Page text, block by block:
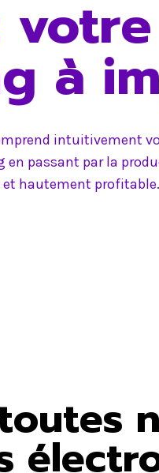
à
intuitivement
en passant par la
hautement profitable.